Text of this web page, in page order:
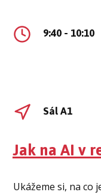
9:40 - 10:10
Sál A1
Jak na AI v
Ukážeme si, na co